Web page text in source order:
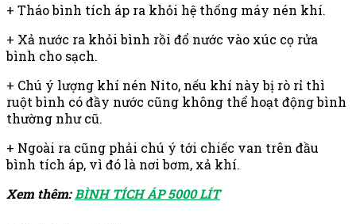
+ Tháo bình tích áp ra khỏi hệ thống máy nén khí.
+ Xả nước ra khỏi bình rồi đổ nước vào xúc cọ rửa
bình cho sạch.
+ Chú ý lượng khí nén Nito, nếu khí này bị rò rỉ thì
ruột bình có đầy nước cũng không thể hoạt động bình
thường như cũ.
+ Ngoài ra cũng phải chú ý tới chiếc van trên đầu
bình tích áp, vì đó là nơi bơm, xả khí.
Xem thêm:BÌNH TÍCH ÁP 5000 LÍT